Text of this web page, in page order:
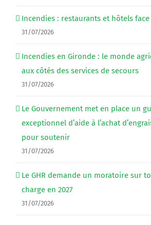
Incendies : restaurants et hôtels face
31/07/2026
Incendies en Gironde : le monde
aux côtés des services de secours
31/07/2026
Le Gouvernement met en place un
exceptionnel d’aide à l’achat
pour soutenir
31/07/2026
Le GHR demande un moratoire sur
charge en 2027
31/07/2026